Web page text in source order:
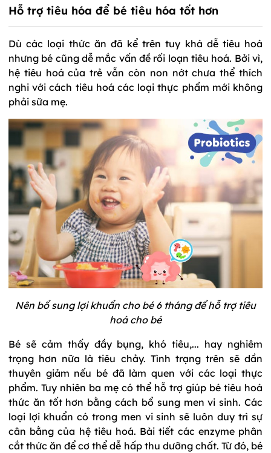
Hỗ trợ tiêu hóa để bé tiêu hóa tốt hơn
Dù các loại thức ăn đã kể trên tuy khá dễ tiêu hoá
nhưng bé cũng dễ mắc vấn đề rối loạn tiêu hoá. Bởi vì,
hệ tiêu hoá của trẻ vẫn còn non nớt chưa thể thích
nghi với cách tiêu hoá các loại thực phẩm mới không
phải sữa mẹ.
Nên bổ sung lợi khuẩn cho bé 6 tháng để hỗ trợ tiêu
hoá cho bé
Bé sẽ cảm thấy đầy bụng, khó tiêu,... hay nghiêm
trọng hơn nữa là tiêu chảy. Tình trạng trên sẽ dần
thuyên giảm nếu bé đã làm quen với các loại thực
phẩm. Tuy nhiên ba mẹ có thể hỗ trợ giúp bé tiêu hoá
thức ăn tốt hơn bằng cách bổ sung men vi sinh. Các
loại lợi khuẩn có trong men vi sinh sẽ luôn duy trì sự
cân bằng của hệ tiêu hoá. Bài tiết các enzyme phân
cắt thức ăn để cơ thể dễ hấp thu dưỡng chất. Từ đó, bé